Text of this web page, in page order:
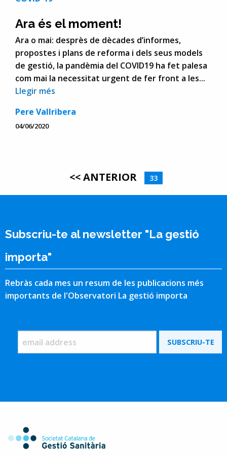
Ara és el moment!
Ara o mai: desprès de dècades d’informes,
propostes i plans de reforma i dels seus models
de gestió, la pandèmia del COVID19 ha fet palesa
com mai la necessitat urgent de fer front a les...
Llegir més
Pere Vallribera
04/06/2020
<< ANTERIOR 33
Subscriu-te al newsletter "La gestió
importa"
Rebràs cada mes un resum de les publicacions més
importants de l'Observatori La gestió importa